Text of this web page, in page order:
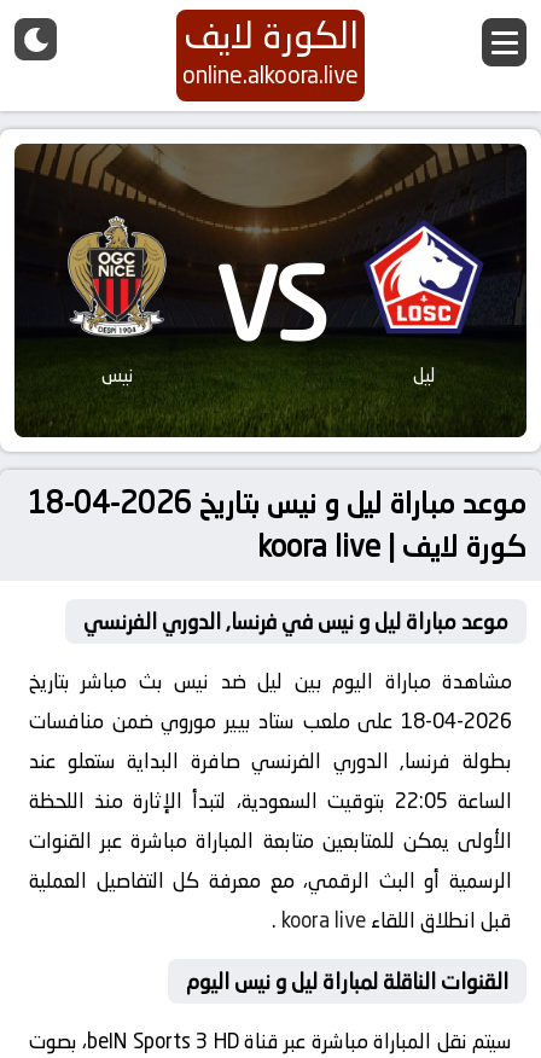
الكورة لايف
online.alkoora.live
ليل VS نيس
موعد مباراة ليل و نيس بتاريخ 2026-04-18
كورة لايف | koora live
موعد مباراة ليل و نيس في فرنسا, الدوري الفرنسي
مشاهدة مباراة اليوم بين ليل ضد نيس بث مباشر بتاريخ
2026-04-18 على ملعب ستاد بيير موروي ضمن منافسات
بطولة فرنسا, الدوري الفرنسي صافرة البداية ستعلو عند
الساعة 22:05 بتوقيت السعودية، لتبدأ الإثارة منذ اللحظة
الأولى يمكن للمتابعين متابعة المباراة مباشرة عبر القنوات
الرسمية أو البث الرقمي، مع معرفة كل التفاصيل العملية
قبل انطلاق اللقاءkoora live
.
القنوات الناقلة لمباراة ليل و نيس اليوم
سيتم نقل المباراة مباشرة عبر قناة beIN Sports 3 HD، بصوت